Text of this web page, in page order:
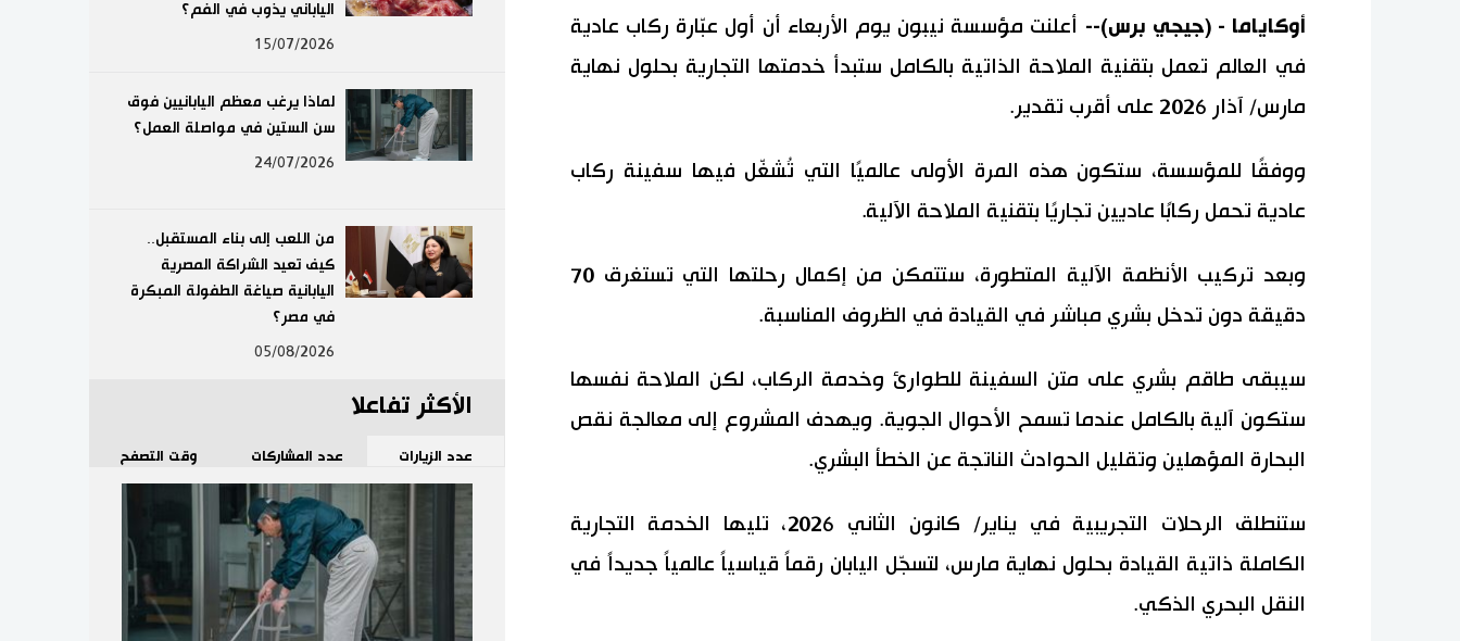
أوكاياما - (جيجي برس)-- أعلنت مؤسسة نيبون يوم الأربعاء أن أول عبّارة ركاب عادية
في العالم تعمل بتقنية الملاحة الذاتية بالكامل ستبدأ خدمتها التجارية بحلول نهاية
مارس/ آذار 2026 على أقرب تقدير.
ووفقًا للمؤسسة، ستكون هذه المرة الأولى عالميًا التي تُشغّل فيها سفينة ركاب
عادية تحمل ركابًا عاديين تجاريًا بتقنية الملاحة الآلية.
وبعد تركيب الأنظمة الآلية المتطورة، ستتمكن من إكمال رحلتها التي تستغرق 70
دقيقة دون تدخل بشري مباشر في القيادة في الظروف المناسبة.
سيبقى طاقم بشري على متن السفينة للطوارئ وخدمة الركاب، لكن الملاحة نفسها
ستكون آلية بالكامل عندما تسمح الأحوال الجوية. ويهدف المشروع إلى معالجة نقص
البحارة المؤهلين وتقليل الحوادث الناتجة عن الخطأ البشري.
ستنطلق الرحلات التجريبية في يناير/ كانون الثاني 2026، تليها الخدمة التجارية
الكاملة ذاتية القيادة بحلول نهاية مارس، لتسجّل اليابان رقماً قياسياً عالمياً جديداً في
النقل البحري الذكي.
الياباني يذوب في الفم؟
15/07/2026
لماذا يرغب معظم اليابانيين فوق
سن الستين في مواصلة العمل؟
24/07/2026
من اللعب إلى بناء المستقبل..
كيف تعيد الشراكة المصرية
اليابانية صياغة الطفولة المبكرة
في مصر؟
05/08/2026
الأكثر تفاعلا
عدد الزيارات عدد المشاركات وقت التصفح